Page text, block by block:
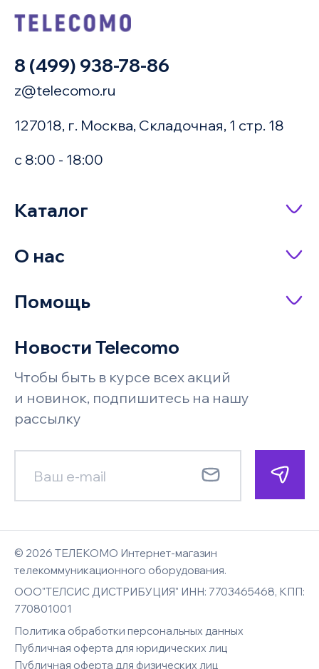
8 (499) 938-78-86
z@telecomo.ru
127018, г. Москва, Складочная, 1 стр. 18
с 8:00 - 18:00
Каталог
IP-телефония
Серверное оборудование и системы
хранения
Системы безопасности и
видеонаблюдения
О нас
Акции
Бренды
Faq
Новости
Контакты
Помощь
Поставщикам
Гарантия
Новости Telecomo
Чтобы быть в курсе всех акций
и новинок, подпишитесь на нашу
рассылку
© 2026 ТЕЛЕКОМО Интернет-магазин
телекоммуникационного оборудования.
ООО"ТЕЛСИС ДИСТРИБУЦИЯ" ИНН: 7703465468, КПП:
770801001
Политика обработки персональных данных
Публичная оферта для юридических лиц
Публичная оферта для физических лиц
Вход
E-mail
Восстановление
пароля
Имя
Комментарий к заказу
Под заказ
по наличию, цене и срокам доставки
Телефон
Запросить цену
по цене и срокам доставки
Телефон